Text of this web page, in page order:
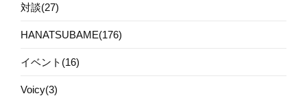
対談(27)
HANATSUBAME(176)
イベント(16)
Voicy(3)